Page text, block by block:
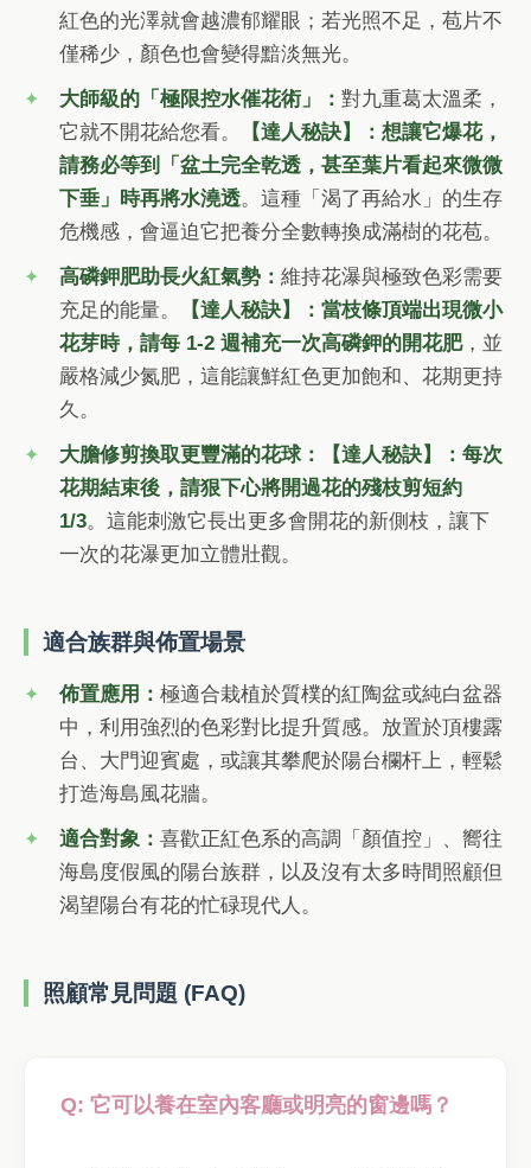
紅色的光澤就會越濃郁耀眼；若光照不足，苞片不
僅稀少，顏色也會變得黯淡無光。
大師級的「極限控水催花術」：對九重葛太溫柔，
它就不開花給您看。
【達人秘訣】：想讓它爆花，
請務必等到「盆土完全乾透，甚至葉片看起來微微
下垂」時再將水澆透。這種「渴了再給水」的生存
危機感，會逼迫它把養分全數轉換成滿樹的花苞。
高磷鉀肥助長火紅氣勢：維持花瀑與極致色彩需要
充足的能量。
【達人秘訣】：當枝條頂端出現微小
花芽時，請每 1-2 週補充一次高磷鉀的開花肥，並
嚴格減少氮肥，這能讓鮮紅色更加飽和、花期更持
久。
大膽修剪換取更豐滿的花球：
【達人秘訣】：每次
花期結束後，請狠下心將開過花的殘枝剪短約
1/3。這能刺激它長出更多會開花的新側枝，讓下
一次的花瀑更加立體壯觀。
適合族群與佈置場景
佈置應用：極適合栽植於質樸的紅陶盆或純白盆器
中，利用強烈的色彩對比提升質感。放置於頂樓露
台、大門迎賓處，或讓其攀爬於陽台欄杆上，輕鬆
打造海島風花牆。
適合對象：喜歡正紅色系的高調「顏值控」、嚮往
海島度假風的陽台族群，以及沒有太多時間照顧但
渴望陽台有花的忙碌現代人。
照顧常見問題 (FAQ)
Q: 它可以養在室內客廳或明亮的窗邊嗎？